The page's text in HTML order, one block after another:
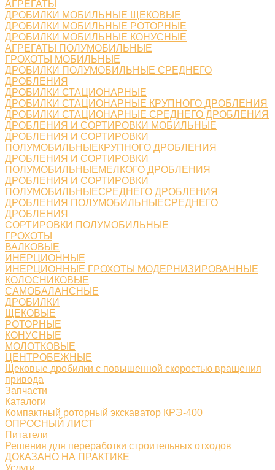
АГРЕГАТЫ
ДРОБИЛКИ МОБИЛЬНЫЕ ЩЕКОВЫЕ
ДРОБИЛКИ МОБИЛЬНЫЕ РОТОРНЫЕ
ДРОБИЛКИ МОБИЛЬНЫЕ КОНУСНЫЕ
АГРЕГАТЫ ПОЛУМОБИЛЬНЫЕ
ГРОХОТЫ МОБИЛЬНЫЕ
ДРОБИЛКИ ПОЛУМОБИЛЬНЫЕ СРЕДНЕГО
ДРОБЛЕНИЯ
ДРОБИЛКИ СТАЦИОНАРНЫЕ
ДРОБИЛКИ СТАЦИОНАРНЫЕ КРУПНОГО ДРОБЛЕНИЯ
ДРОБИЛКИ СТАЦИОНАРНЫЕ СРЕДНЕГО ДРОБЛЕНИЯ
ДРОБЛЕНИЯ И СОРТИРОВКИ МОБИЛЬНЫЕ
ДРОБЛЕНИЯ И СОРТИРОВКИ
ПОЛУМОБИЛЬНЫЕКРУПНОГО ДРОБЛЕНИЯ
ДРОБЛЕНИЯ И СОРТИРОВКИ
ПОЛУМОБИЛЬНЫЕМЕЛКОГО ДРОБЛЕНИЯ
ДРОБЛЕНИЯ И СОРТИРОВКИ
ПОЛУМОБИЛЬНЫЕСРЕДНЕГО ДРОБЛЕНИЯ
ДРОБЛЕНИЯ ПОЛУМОБИЛЬНЫЕСРЕДНЕГО
ДРОБЛЕНИЯ
СОРТИРОВКИ ПОЛУМОБИЛЬНЫЕ
ГРОХОТЫ
ВАЛКОВЫЕ
ИНЕРЦИОННЫЕ
ИНЕРЦИОННЫЕ ГРОХОТЫ МОДЕРНИЗИРОВАННЫЕ
КОЛОСНИКОВЫЕ
САМОБАЛАНСНЫЕ
ДРОБИЛКИ
ЩЕКОВЫЕ
РОТОРНЫЕ
КОНУСНЫЕ
МОЛОТКОВЫЕ
ЦЕНТРОБЕЖНЫЕ
Щековые дробилки с повышенной скоростью вращения
привода
Запчасти
Каталоги
Компактный роторный экскаватор КРЭ-400
ОПРОСНЫЙ ЛИСТ
Питатели
Решения для переработки строительных отходов
ДОКАЗАНО НА ПРАКТИКЕ
Услуги